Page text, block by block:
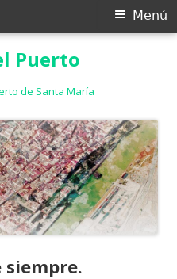
Puerto
de Santa María
Menú
siempre.